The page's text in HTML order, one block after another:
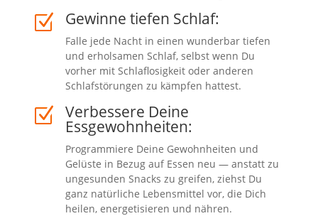
Z Gewinne tiefen Schlaf:
Falle jede Nacht in einen wunderbar tiefen
und erholsamen Schlaf, selbst wenn Du
vorher mit Schlaflosigkeit oder anderen
Schlafstörungen zu kämpfen hattest.
Z Verbessere Deine
Essgewohnheiten:
Programmiere Deine Gewohnheiten und
Gelüste in Bezug auf Essen neu — anstatt zu
ungesunden Snacks zu greifen, ziehst Du
ganz natürliche Lebensmittel vor, die Dich
heilen, energetisieren und nähren.